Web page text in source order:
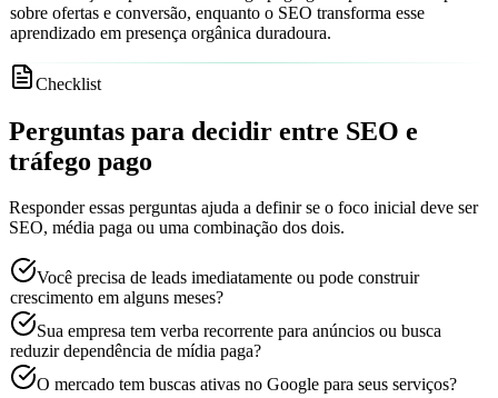
sobre ofertas e conversão, enquanto o SEO transforma esse
aprendizado em presença orgânica duradoura.
Checklist
Perguntas para decidir entre SEO e
tráfego pago
Responder essas perguntas ajuda a definir se o foco inicial deve ser
SEO, média paga ou uma combinação dos dois.
Você precisa de leads imediatamente ou pode construir
crescimento em alguns meses?
Sua empresa tem verba recorrente para anúncios ou busca
reduzir dependência de mídia paga?
O mercado tem buscas ativas no Google para seus serviços?